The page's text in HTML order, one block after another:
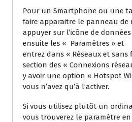
Pour un Smartphone ou une
faire apparaitre le panneau
appuyer sur l’icône de
ensuite les « Paramètres » et
entrez dans « Réseaux et sans
section des « Connexions
y avoir une option « Hotspot
vous n’avez qu’à l’activer.
Si vous utilisez plutôt un
vous trouverez le paramètre